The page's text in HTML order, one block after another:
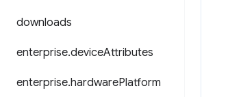
downloads
enterprise.deviceAttributes
enterprise.hardwarePlatform